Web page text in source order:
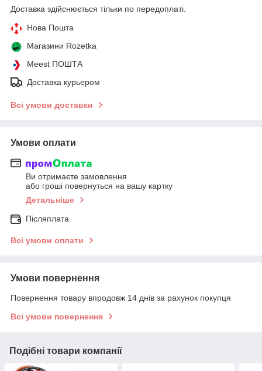
Доставка здійснюється тільки по передоплаті.
Нова Пошта
Магазини Rozetka
Meest ПОШТА
Доставка курьером
Всі умови доставки
Умови оплати
Ви отримаєте замовлення
або гроші повернуться на вашу картку
Детальніше
Післяплата
Всі умови оплати
Умови повернення
Повернення товару впродовж 14 днів за рахунок покупця
Всі умови повернення
Подібні товари компанії